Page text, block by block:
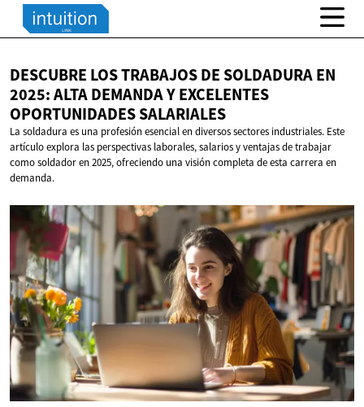
DESCUBRE LOS TRABAJOS DE SOLDADURA EN
2025: ALTA DEMANDA Y EXCELENTES
OPORTUNIDADES SALARIALES
La soldadura es una profesión esencial en diversos sectores industriales. Este
artículo explora las perspectivas laborales, salarios y ventajas de trabajar
como soldador en 2025, ofreciendo una visión completa de esta carrera en
demanda.